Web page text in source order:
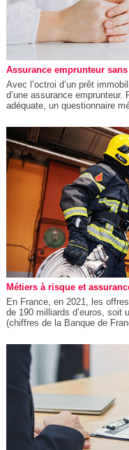
Assurance emprunteur
Avec l’octroi d’un prêt
d’une assurance
adéquate, un questionnaire
Métiers à risque et
En France, en 2021, les
de 190 milliards d’euros, soit
(chiffres de la Banque de